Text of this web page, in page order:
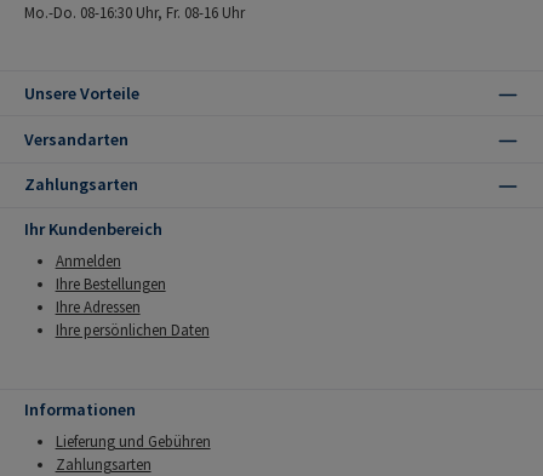
Mo.-Do. 08-16:30 Uhr, Fr. 08-16 Uhr
Unsere Vorteile
Versandarten
Zahlungsarten
Ihr Kundenbereich
Anmelden
Ihre Bestellungen
Ihre Adressen
Ihre persönlichen Daten
Informationen
Lieferung und Gebühren
Zahlungsarten